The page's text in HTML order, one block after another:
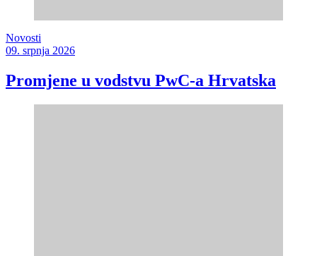
Novosti
09. srpnja 2026
Promjene u vodstvu PwC-a Hrvatska